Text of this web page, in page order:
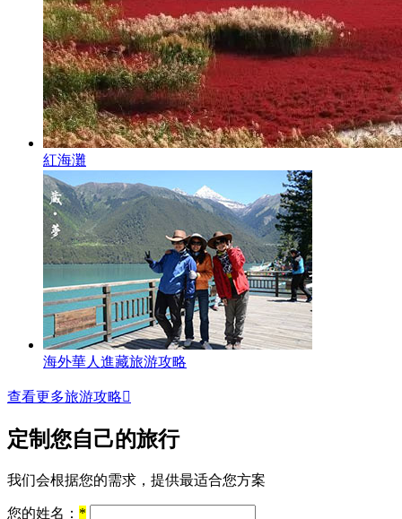
紅海灘
海外華人進藏旅游攻略
查看更多旅游攻略
定制您自己的旅行
我们会根据您的需求，提供最适合您方案
您的姓名： *